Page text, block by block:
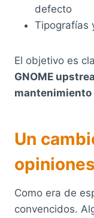
defecto
Tipografías
El objetivo es
GNOME
mantenimiento
Un
opiniones
Como era de
convencidos.